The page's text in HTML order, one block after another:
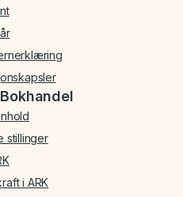
stillinger
i ARK